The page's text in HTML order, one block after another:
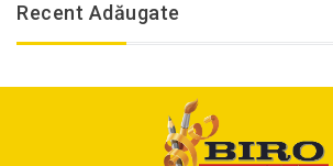
Recent Adăugate